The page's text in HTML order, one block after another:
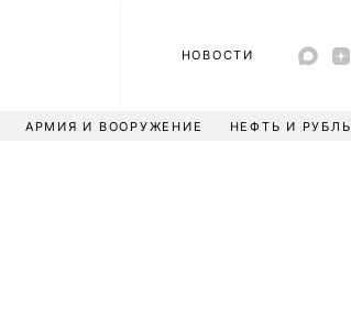
НОВОСТИ
АРМИЯ И ВООРУЖЕНИЕ НЕФТЬ И РУБЛЬ